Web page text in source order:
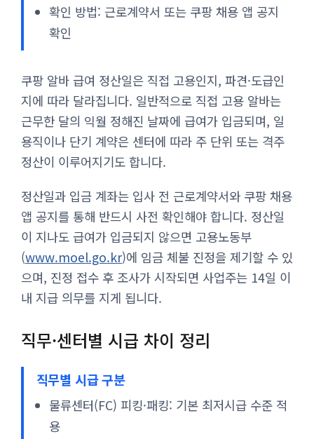
확인 방법: 근로계약서 또는 쿠팡 채용 앱 공지
확인
쿠팡 알바 급여 정산일은 직접 고용인지, 파견·도급인
지에 따라 달라집니다. 일반적으로 직접 고용 알바는
근무한 달의 익월 정해진 날짜에 급여가 입금되며, 일
용직이나 단기 계약은 센터에 따라 주 단위 또는 격주
정산이 이루어지기도 합니다.
정산일과 입금 계좌는 입사 전 근로계약서와 쿠팡 채용
앱 공지를 통해 반드시 사전 확인해야 합니다. 정산일
이 지나도 급여가 입금되지 않으면 고용노동부
(www.moel.go.kr)에 임금 체불 진정을 제기할 수 있
으며, 진정 접수 후 조사가 시작되면 사업주는 14일 이
내 지급 의무를 지게 됩니다.
직무·센터별 시급 차이 정리
직무별 시급 구분
물류센터(FC) 피킹·패킹: 기본 최저시급 수준 적
용